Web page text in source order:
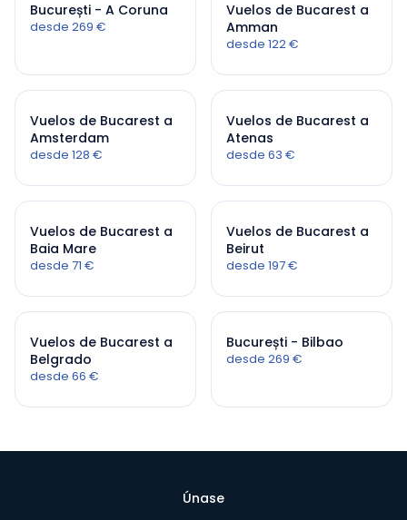
București - A Coruna
desde 269 €
Vuelos de Bucarest a
Amman
desde 122 €
Vuelos de Bucarest a
Amsterdam
desde 128 €
Vuelos de Bucarest a
Atenas
desde 63 €
Vuelos de Bucarest a
Baia Mare
desde 71 €
Vuelos de Bucarest a
Beirut
desde 197 €
Vuelos de Bucarest a
Belgrado
desde 66 €
București - Bilbao
desde 269 €
Únase